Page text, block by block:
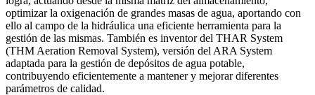
optimizar la oxigenación de grandes masas de agua, aportando con
ello al campo de la hidráulica una eficiente herramienta para la
gestión de las mismas. También es inventor del THAR System
(THM Aeration Removal System), versión del ARA System
adaptada para la gestión de depósitos de agua potable,
contribuyendo eficientemente a mantener y mejorar diferentes
parámetros de calidad.